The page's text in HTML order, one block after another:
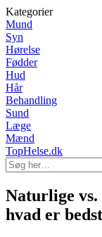
Kategorier
Mund
Syn
Hørelse
Fødder
Hud
Hår
Behandling
Sund
Læge
Mænd
TopHelse.dk
Naturlige
hvad er